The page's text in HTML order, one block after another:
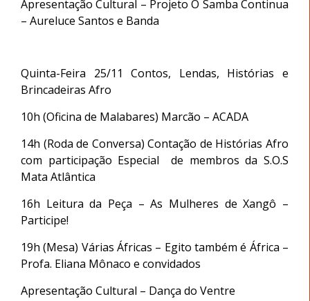
Apresentação Cultural – Projeto O Samba Continua
– Aureluce Santos e Banda
Quinta-Feira 25/11 Contos, Lendas, Histórias e
Brincadeiras Afro
10h (Oficina de Malabares) Marcão – ACADA
14h (Roda de Conversa) Contação de Histórias Afro
com participação Especial de membros da S.O.S
Mata Atlântica
16h Leitura da Peça – As Mulheres de Xangô –
Participe!
19h (Mesa) Várias Áfricas – Egito também é África –
Profa. Eliana Mônaco e convidados
Apresentação Cultural – Dança do Ventre